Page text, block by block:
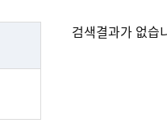
검색결과가 없습